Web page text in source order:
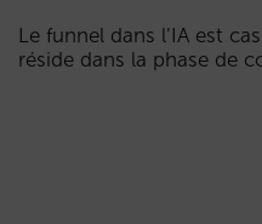
Le funnel dans l’IA est
réside dans la phase de